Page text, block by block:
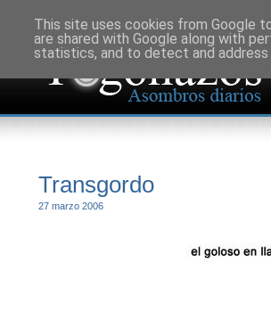
Transgordo
27 marzo 2006
This site uses cookies from Google
are shared with Google along with
statistics, and to detect and address